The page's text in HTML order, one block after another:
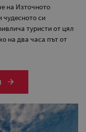
на Източното
чудесното си
туристи от цял
на два часа път от